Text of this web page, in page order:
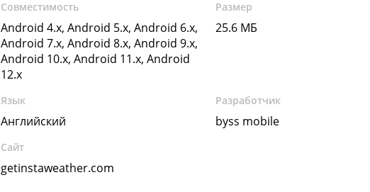
Совместимость
Android 4.x, Android 5.x, Android 6.x,
Android 7.x, Android 8.x, Android 9.x,
Android 10.x, Android 11.x, Android
12.x
Размер
25.6 МБ
Язык
Английский
Разработчик
byss mobile
Сайт
getinstaweather.com